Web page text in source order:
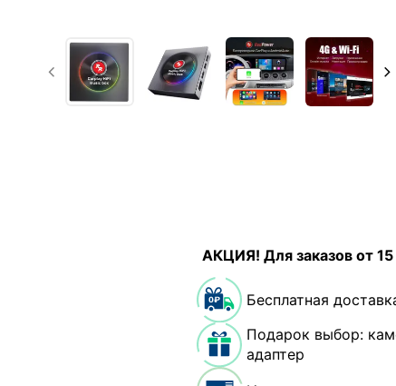
АКЦИЯ! Для заказов от
Бесплатная
Подарок выбор:
адаптер